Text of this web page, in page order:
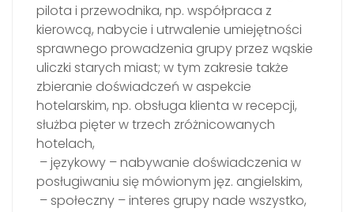
pilota i przewodnika, np. współpraca z
kierowcą, nabycie i utrwalenie umiejętności
sprawnego prowadzenia grupy przez wąskie
uliczki starych miast; w tym zakresie także
zbieranie doświadczeń w aspekcie
hotelarskim, np. obsługa klienta w recepcji,
służba pięter w trzech zróżnicowanych
hotelach,
– językowy – nabywanie doświadczenia w
posługiwaniu się mówionym jęz. angielskim,
– społeczny – interes grupy nade wszystko,